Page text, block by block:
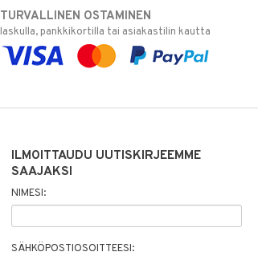
TURVALLINEN OSTAMINEN
laskulla, pankkikortilla tai asiakastilin kautta
ILMOITTAUDU UUTISKIRJEEMME
SAAJAKSI
NIMESI:
SÄHKÖPOSTIOSOITTEESI: